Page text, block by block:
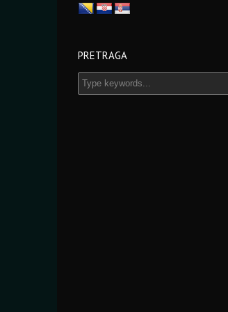
PRETRAGA